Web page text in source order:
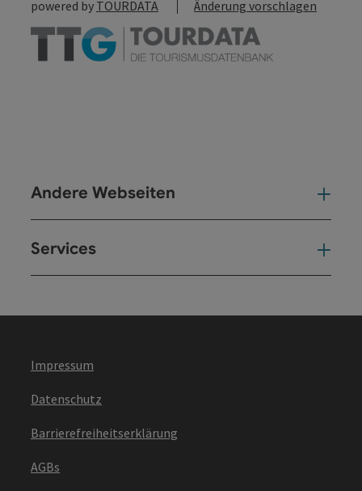
powered by TOURDATA Änderung vorschlagen
Andere Webseiten
Services
Impressum
Datenschutz
Barrierefreiheitserklärung
AGBs